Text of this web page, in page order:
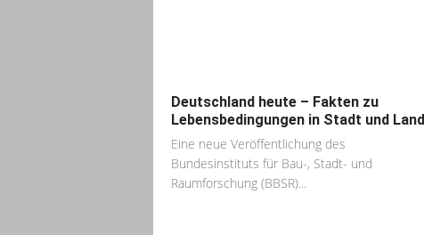
Deutschland heute – Fakten zu
Lebensbedingungen in Stadt und Land
Eine neue Veröffentlichung des
Bundesinstituts für Bau-, Stadt- und
Raumforschung (BBSR)...